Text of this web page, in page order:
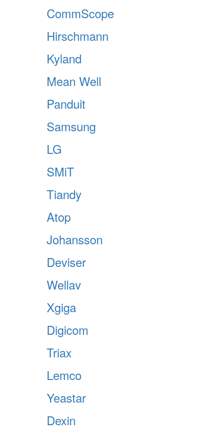
CommScope
Hirschmann
Kyland
Mean Well
Panduit
Samsung
LG
SMiT
Tiandy
Atop
Johansson
Deviser
Wellav
Xgiga
Digicom
Triax
Lemco
Yeastar
Dexin